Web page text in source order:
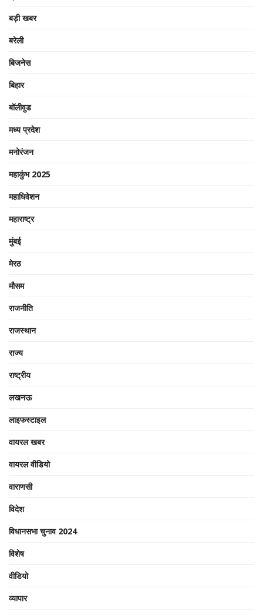
बड़ी खबर
बरेली
बिजनेस
बिहार
बॉलीवुड
मध्य प्रदेश
मनोरंजन
महाकुंभ 2025
महाधिवेशन
महाराष्ट्र
मुंबई
मेरठ
मौसम
राजनीति
राजस्थान
राज्य
राष्ट्रीय
लखनऊ
लाइफस्टाइल
वायरल खबर
वायरल वीडियो
वाराणसी
विदेश
विधानसभा चुनाव 2024
विशेष
वीडियो
व्यापार